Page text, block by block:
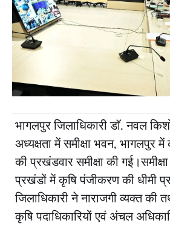
भागलपुर जिलाधिकारी डॉ. नवल
अध्यक्षता में समीक्षा भवन, भागलपुर
की प्रखंडवार समीक्षा की
प्रखंडों में कृषि पंजीकरण की धीमी
जिलाधिकारी ने नाराजगी व्यक्त की
कृषि पदाधिकारियों एवं अंचल